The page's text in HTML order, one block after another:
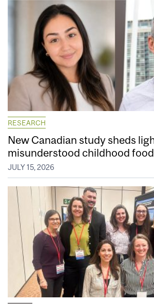
RESEARCH
New Canadian study sheds
misunderstood childhood
JULY 15, 2026